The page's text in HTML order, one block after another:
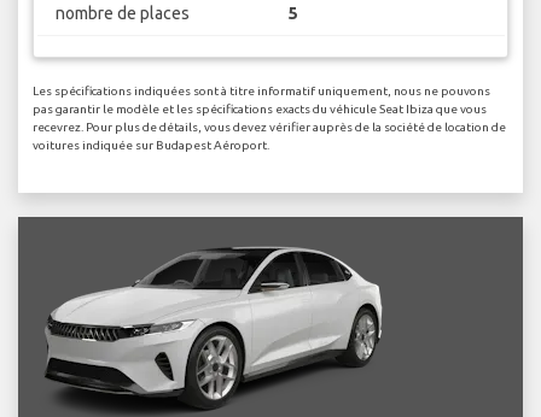
nombre de places 5
Les spécifications indiquées sont à titre informatif uniquement, nous ne pouvons
pas garantir le modèle et les spécifications exacts du véhicule Seat Ibiza que vous
recevrez. Pour plus de détails, vous devez vérifier auprès de la société de location de
voitures indiquée sur Budapest Aéroport.